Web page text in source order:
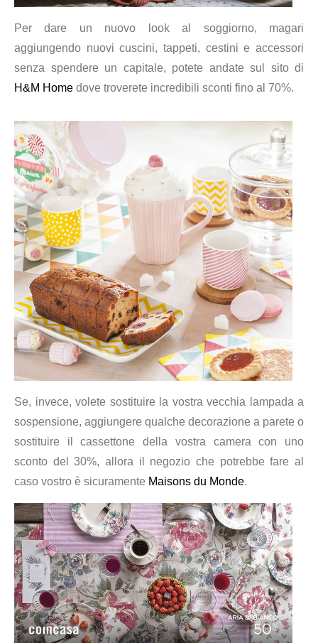
Per dare un nuovo look al soggiorno, magari
aggiungendo nuovi cuscini, tappeti, cestini e accessori
senza spendere un capitale, potete andate sul sito di
H&M Home dove troverete incredibili sconti fino al 70%.
Se, invece, volete sostituire la vostra vecchia lampada a
sospensione, aggiungere qualche decorazione a parete o
sostituire il cassettone della vostra camera con uno
sconto del 30%, allora il negozio che potrebbe fare al
caso vostro è sicuramente Maisons du Monde.